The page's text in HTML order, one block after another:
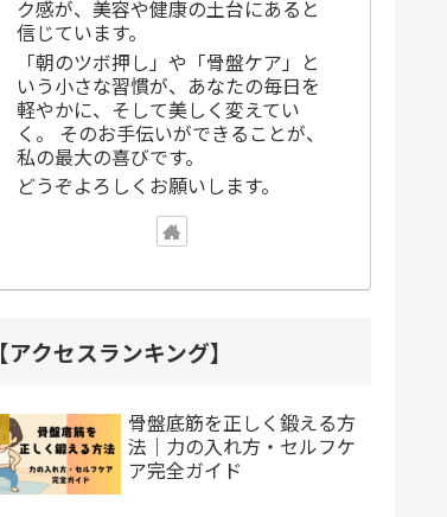
ク感が、美容や健康の土台にあると
信じています。
「朝のツボ押し」や「骨盤ケア」と
いう小さな習慣が、あなたの毎日を
軽やかに、そして美しく変えてい
く。 そのお手伝いができることが、
私の最大の喜びです。
どうぞよろしくお願いします。
【アクセスランキング】
骨盤底筋を正しく鍛える方
法｜力の入れ方・セルフケ
ア完全ガイド